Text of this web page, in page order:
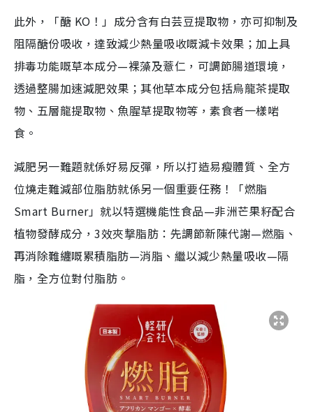
此外，「醣 KO！」成分含有白芸豆提取物，亦可抑制及
阻隔醣份吸收，達致減少熱量吸收嘅減卡效果；加上具
排毒功能嘅草本成分—裸藻及薏仁，可調節腸道環境，
透過整腸加速減肥效果；其他草本成分包括烏龍茶提取
物、五層龍提取物、魚腥草提取物等，素食者一樣啱
食。
減肥另一難題就係好易反彈，所以打造易瘦體質、全方
位燒走難減部位脂肪就係另一個重要任務！「燃脂
Smart Burner」就以特選機能性食品—非洲芒果籽配合
植物發酵成分，3效夾撃脂肪：先調節新陳代謝—燃脂、
再消除難纏嘅累積脂肪—消脂、繼以減少熱量吸收—隔
脂，全方位對付脂肪。